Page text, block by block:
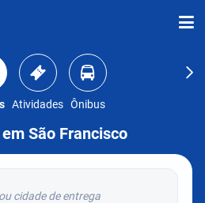
Atividades Ônibus
São Francisco
cidade de entrega